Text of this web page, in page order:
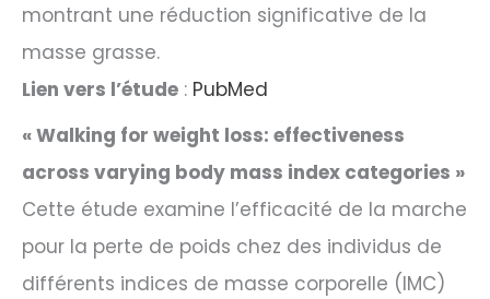
montrant une réduction significative de la
masse grasse.
Lien vers l’étude : PubMed
« Walking for weight loss: effectiveness
across varying body mass index categories »
Cette étude examine l’efficacité de la marche
pour la perte de poids chez des individus de
différents indices de masse corporelle (IMC)